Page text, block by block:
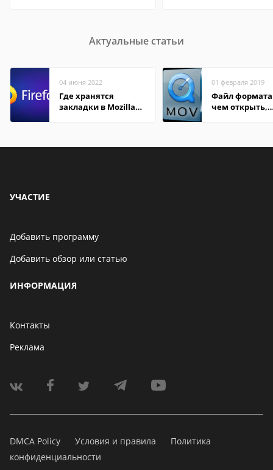
Актуальные статьи
04 июня 2022
Где хранятся
закладки в Mozilla
01 февраля 2019
Файл формата
чем открыть,
УЧАСТИЕ
Добавить программу
Добавить обзор или статью
ИНФОРМАЦИЯ
Контакты
Реклама
DMCA Policy Условия и правила
Политика
конфиденциальности